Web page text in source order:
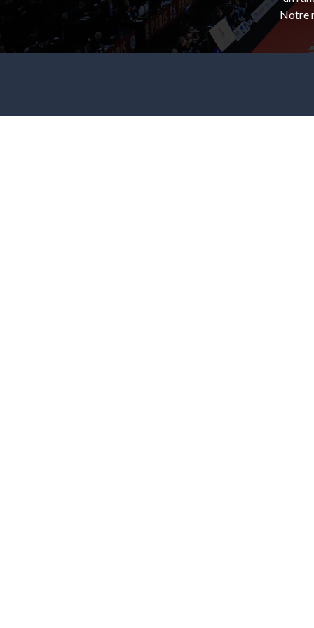
Notre